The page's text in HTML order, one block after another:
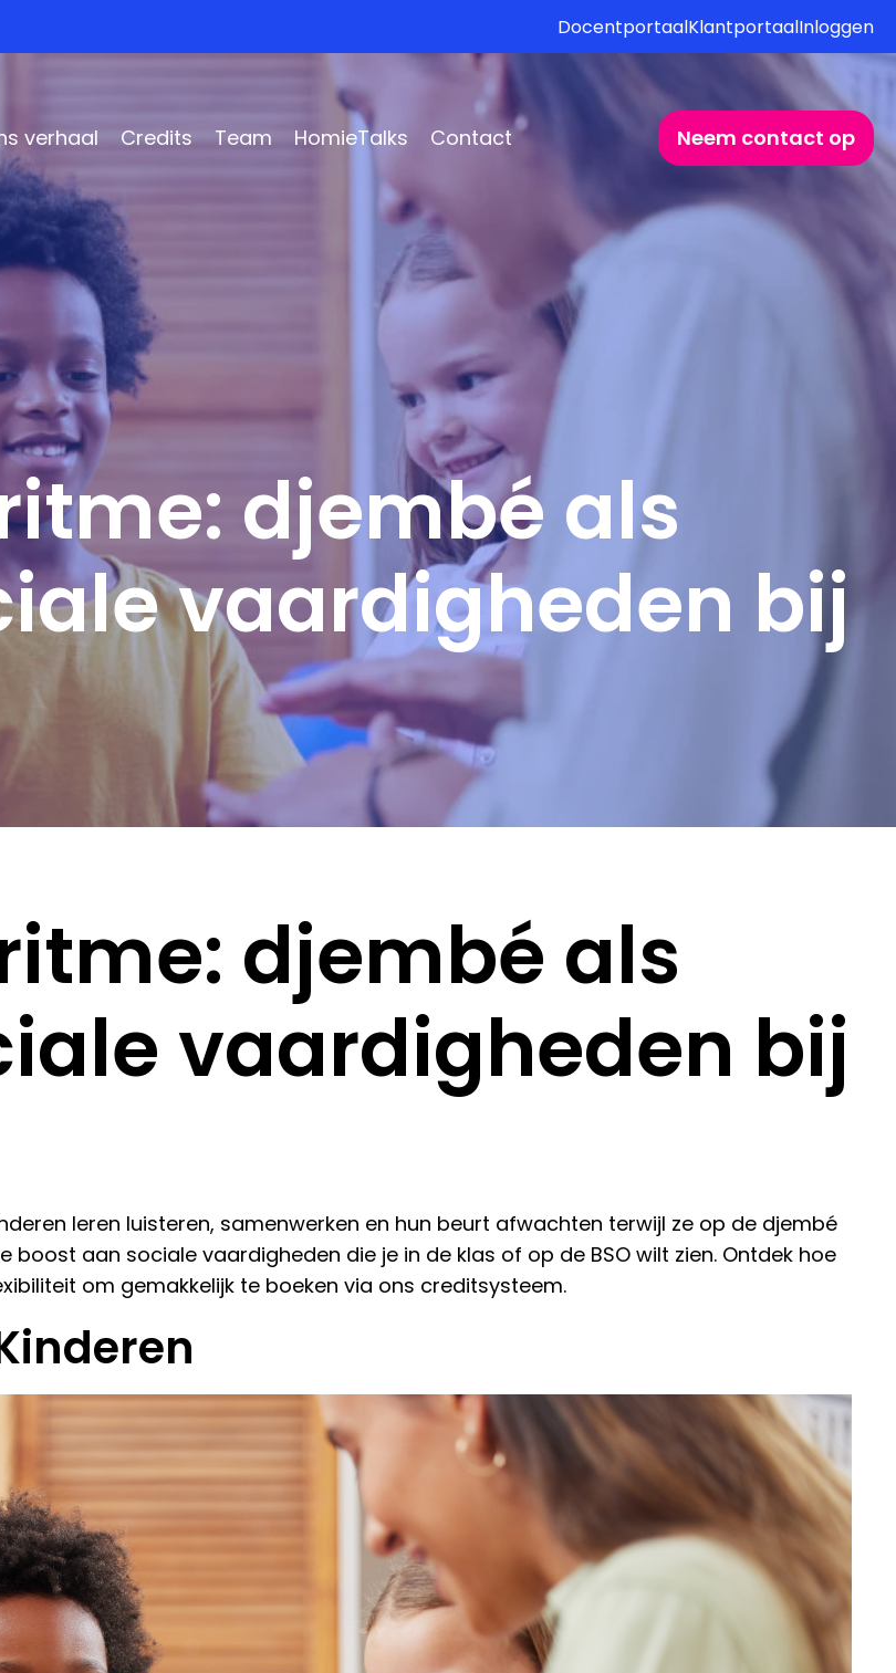
DocentportaalKlantportaalInloggen
verhaal Credits Team HomieTalks Contact Neem contact op
djembé als
vaardigheden bij
djembé als
vaardigheden bij
leren luisteren, samenwerken en hun beurt afwachten terwijl ze op de djembé
boost aan sociale vaardigheden die je in de klas of op de BSO wilt zien. Ontdek hoe
om gemakkelijk te boeken via ons creditsysteem.